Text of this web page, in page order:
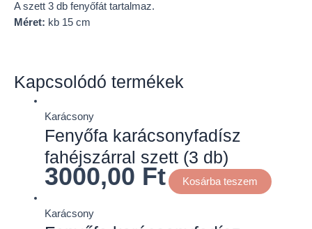
A szett 3 db fenyőfát tartalmaz.
Méret: kb 15 cm
Kapcsolódó termékek
Karácsony
Fenyőfa karácsonyfadísz
fahéjszárral szett (3 db)
3000,00 Ft Kosárba teszem
Karácsony